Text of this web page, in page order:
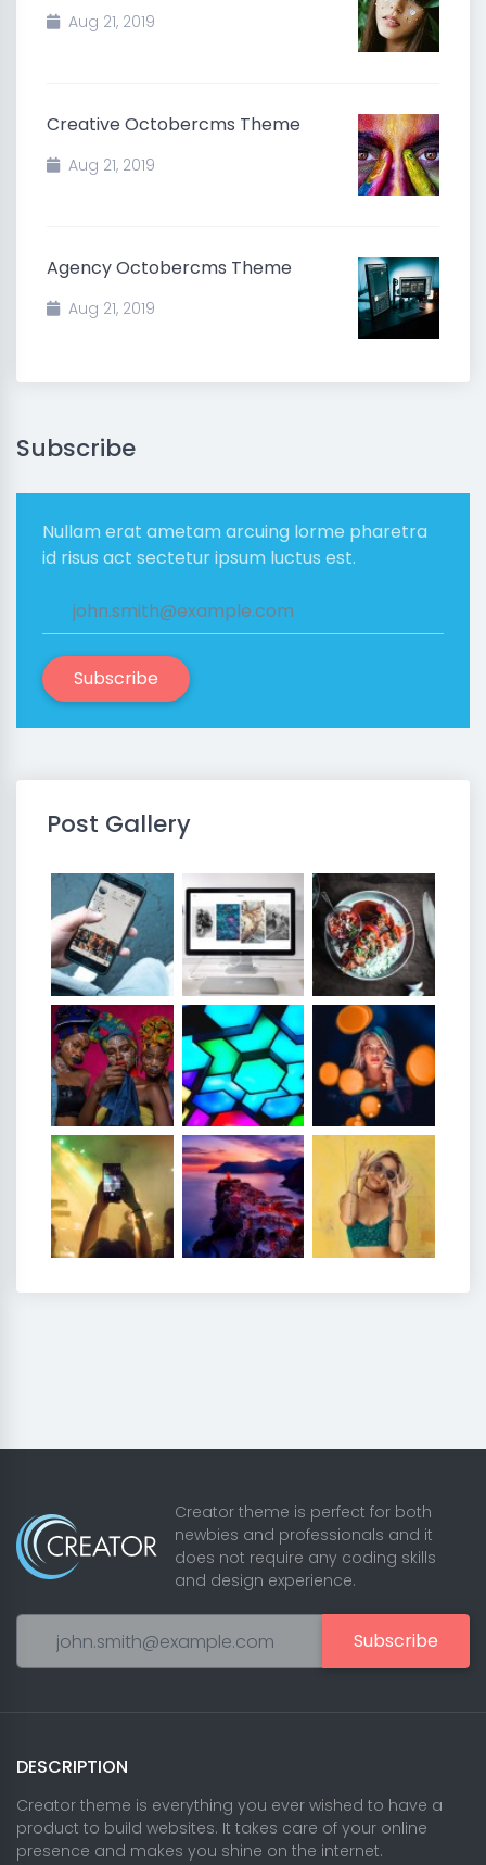
Aug 21, 2019
Creative Octobercms Theme
Aug 21, 2019
Agency Octobercms Theme
Aug 21, 2019
Subscribe
Nullam erat ametam arcuing lorme pharetra
id risus act sectetur ipsum luctus est.
Subscribe
Post Gallery
Creator theme is perfect for both
newbies and professionals and it
does not require any coding skills
and design experience.
Subscribe
DESCRIPTION
Creator theme is everything you ever wished to have a
product to build websites. It takes care of your online
presence and makes you shine on the internet.